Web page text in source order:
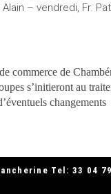
– vendredi, Fr.
commerce de
s’initieront au
changements
Tel: 33 04